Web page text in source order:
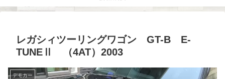
レガシィツーリングワゴン GT-B E-
TUNEⅡ （4AT）2003
デモカー